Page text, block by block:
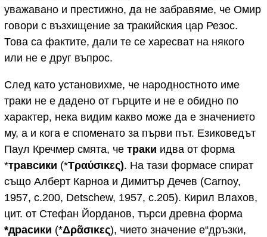
уважавано и престижно, да не забравяме, че Омир
говори с възхищение за тракийския цар Резос.
Това са фактите, дали те се харесват на някого
или не е друг въпрос.
След като установихме, че народностното име
траки не е дадено от гърците и не е обидно по
характер, нека видим какво може да е значението
му, а и кога е споменато за първи път. Езиковедът
Паул Кречмер смята, че траки идва от форма
*травсики (*Tραύσικες). На тази формасе спират
също Алберт Карноа и Димитър Дечев (Carnoy,
1957, c.200, Detschew, 1957, c.205). Кирил Влахов,
цит. от Стефан Йорданов, търси древна форма
*драсики (*Δρᾶσικες), чието значение е“дръзки,